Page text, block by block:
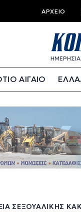
ΑΡΧΕΊΟ
ΑΙΓΑΙΟ
ΣΕΞΟΥΑΛΙΚΉΣ